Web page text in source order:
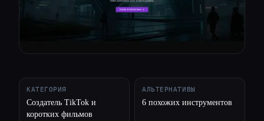
КАТЕГОРИЯ
Создатель TikTok и
коротких фильмов
АЛЬТЕРНАТИВЫ
6 похожих инструментов